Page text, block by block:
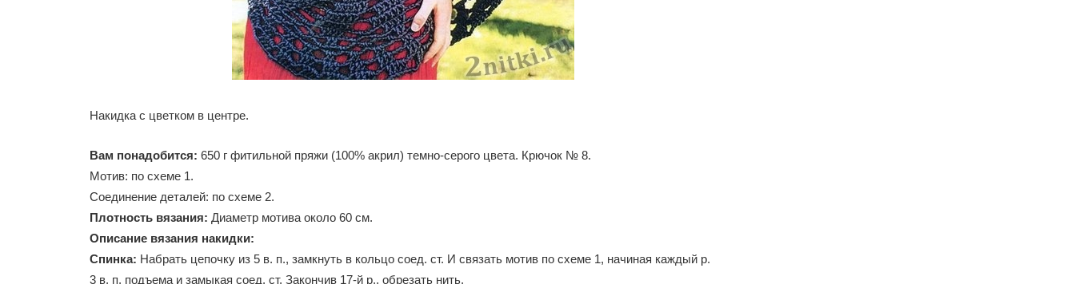
Накидка с цветком в центре.
Вам понадобится: 650 г фитильной пряжи (100% акрил) темно-серого цвета. Крючок № 8.
Мотив: по схеме 1.
Соединение деталей: по схеме 2.
Плотность вязания: Диаметр мотива около 60 см.
Описание вязания накидки:
Спинка: Набрать цепочку из 5 в. п., замкнуть в кольцо соед. ст. И связать мотив по схеме 1, начиная каждый р.
3 в. п. подъема и замыкая соед. ст. Закончив 17-й р., обрезать нить.